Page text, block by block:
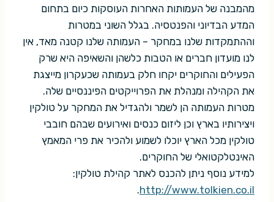
מהמבנה של העמותות האחרות העוסקות כיום בתחום
המדע הבדיוני והפנטסיה. בגלל השוני במטרות
וההתמקדות שלנו במחקר – העמותה שלנו קטנה מאד, אין
לנו מועדון חברים או הטבות כלשהן והשאיפה היא שרק
הפעילים והחוקרים יקחו חלק בעמותה שכעקרון מייצגת
את הקהילה ומנהלת את הפרוייקטים הפיננסיים שלה.
מטרות העמותה הן לשמר ולהגדיל את המחקר על טולקין
ויצירותיו בארץ וכן ליזום כנסים ואירועים שבהם חובבי
טולקין מכל הארץ יוכלו לשמוע ולהכיר את פרי המאמץ
האינטלקטואלי של החוקרים.
למידע נוסף ניתן להכנס לאתר קהילת טולקין:
http://www.tolkien.co.il
.